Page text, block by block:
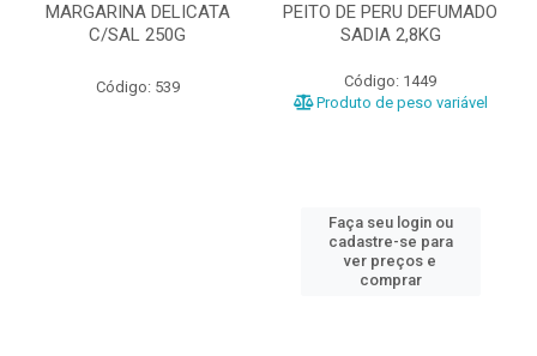
MARGARINA DELICATA
C/SAL 250G
Código: 539
PEITO DE PERU DEFUMADO
SADIA 2,8KG
Código: 1449
Produto de peso variável
Faça seu login ou
cadastre-se para
ver preços e
comprar